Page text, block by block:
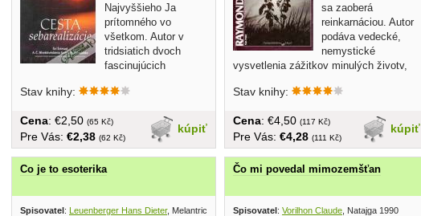
Najvyššieho Ja
prítomného vo
všetkom. Autor v
tridsiatich dvoch
fascinujúcich
Stav knihy:
kúpiť
Cena: €2,50 (65 Kč)
Pre Vás: €2,38 (62 Kč)
sa zaoberá
reinkarnáciou. Autor
podáva vedecké,
nemystické
vysvetlenia zážitkov minulých životv,
Stav knihy:
kúpiť
Cena: €4,50 (117 Kč)
Pre Vás: €4,28 (111 Kč)
Co je to esoterika
Spisovatel: Leuenberger Hans Dieter, Melantrich 1992
Čo mi povedal mimozemšťan
Spisovatel: Vorilhon Claude , Natajga 1990